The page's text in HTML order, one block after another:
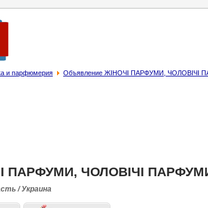
и парфюмерия Объявление ЖІНОЧІ ПАРФУМИ, ЧОЛОВІЧІ
ПАРФУМИ, ЧОЛОВІЧІ
/ Украина